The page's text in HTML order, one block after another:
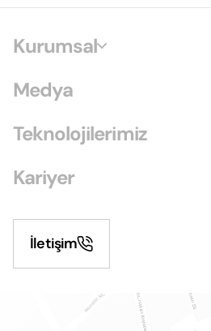
Kurumsal
Medya
Teknolojilerimiz
Kariyer
İletişim